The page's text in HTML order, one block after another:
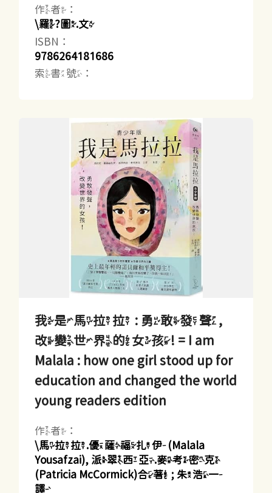
作者：
\羅?圖.文
ISBN：
9786264181686
索書號：
我是馬拉拉 : 勇敢發聲,
改變世界的女孩! = I am
Malala : how one girl stood up for
education and changed the world
young readers edition
作者：
\馬拉拉.優薩福扎伊(Malala
Yousafzai), 派翠西亞.麥考密克
(Patricia McCormick)合著 ; 朱浩一
譯